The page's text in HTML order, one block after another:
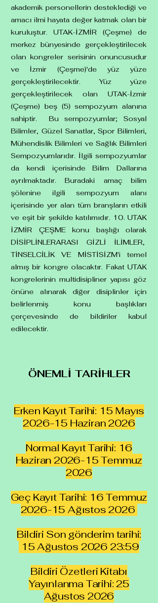
akademik personellerin desteklediği ve
amacı ilmi hayata değer katmak olan bir
kuruluştur. UTAK-İZMİR (Çeşme) de
merkez bünyesinde gerçekleştirilecek
olan kongreler serisinin onuncusudur
ve İzmir (Çeşme)'de yüz yüze
gerçekleştirilecektir. Yüz yüze
gerçekleştirilecek olan UTAK-İzmir
(Çeşme) beş (5) sempozyum alanına
sahiptir. Bu sempozyumlar; Sosyal
Bilimler, Güzel Sanatlar, Spor Bilimleri,
Mühendislik Bilimleri ve Sağlık Bilimleri
Sempozyumlarıdır. İlgili sempozyumlar
da kendi içerisinde Bilim Dallarına
ayrılmaktadır. Buradaki amaç bilim
şölenine ilgili sempozyum alanı
içerisinde yer alan tüm branşların etkili
ve eşit bir şekilde katılımıdır. 10. UTAK
İZMİR ÇEŞME konu başlığı olarak
DİSİPLİNLERARASI GİZLİ İLİMLER,
TİNSELCİLİK VE MİSTİSİZM'i temel
almış bir kongre olacaktır. Fakat UTAK
kongrelerinin multidisipliner yapısı göz
önüne alınarak diğer disiplinler için
belirlenmiş konu başlıkları
çerçevesinde de bildiriler kabul
edilecektir.
ÖNEMLİ TARİHLER
Erken Kayıt Tarihi: 15 Mayıs
2026-15 Haziran 2026
Normal Kayıt Tarihi: 16
Haziran 2026-15 Temmuz
2026
Geç Kayıt Tarihi: 16 Temmuz
2026-15 Ağıstos 2026
Bildiri Son gönderim tarihi:
15 Ağustos 2026 23:59
Bildiri Özetleri Kitabı
Yayınlanma Tarihi: 25
Ağustos 2026